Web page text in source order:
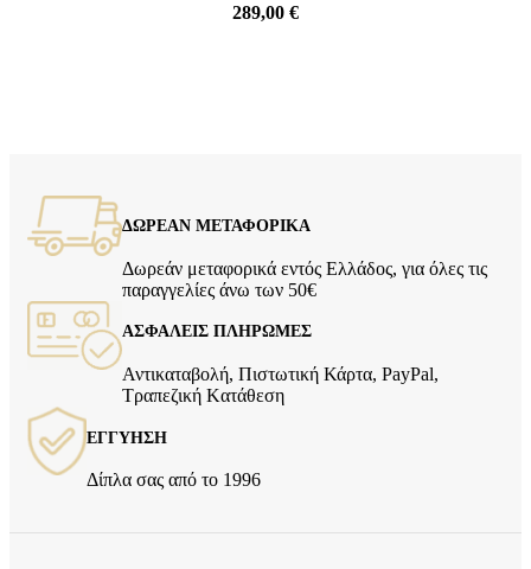
289,00 €
ΔΩΡΕΑΝ ΜΕΤΑΦΟΡΙΚΑ
Δωρεάν μεταφορικά εντός Ελλάδος, για όλες τις
παραγγελίες άνω των 50€
ΑΣΦΑΛΕΙΣ ΠΛΗΡΩΜΕΣ
Αντικαταβολή, Πιστωτική Κάρτα, PayPal,
Τραπεζική Kατάθεση
ΕΓΓΥΗΣΗ
Δίπλα σας από το 1996